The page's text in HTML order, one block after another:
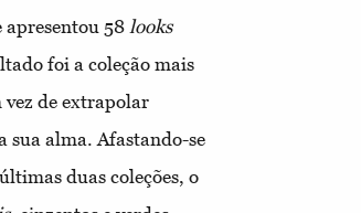
apresentou 58 looks
foi a coleção mais
vez de extrapolar
sua alma. Afastando-se
duas coleções, o